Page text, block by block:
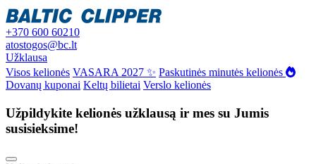
+370 600 60210
atostogos@bc.lt
Užklausa
Visos kelionės VASARA 2027 ✨ Paskutinės minutės kelionės
Dovanų kuponai Keltų bilietai Verslo kelionės
Užpildykite kelionės užklausą ir mes su Jumis
susisieksime!